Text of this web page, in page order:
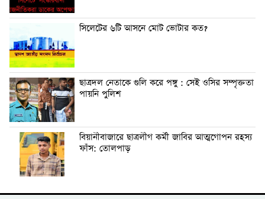
সিলেটের ৬টি আসনে মোট ভোটার কত?
ছাত্রদল নেতাকে গুলি করে পঙ্গু : সেই ওসির সম্পৃক্ততা
পায়নি পুলিশ
বিয়ানীবাজারে ছাত্রলীগ কর্মী জাবির আত্মগোপন রহস্য
ফাঁস: তোলপাড়